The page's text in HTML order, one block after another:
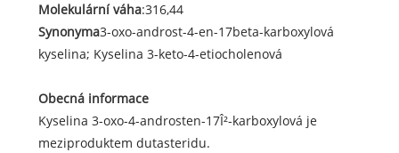
Molekulární váha:316,44
Synonyma3-oxo-androst-4-en-17beta-karboxylová
kyselina; Kyselina 3-keto-4-etiocholenová
Obecná informace
Kyselina 3-oxo-4-androsten-17Î²-karboxylová je
meziproduktem dutasteridu.